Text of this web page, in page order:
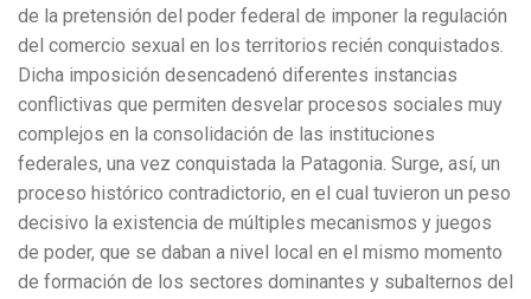
de la pretensión del poder federal de imponer la regulación
del comercio sexual en los territorios recién conquistados.
Dicha imposición desencadenó diferentes instancias
conflictivas que permiten desvelar procesos sociales muy
complejos en la consolidación de las instituciones
federales, una vez conquistada la Patagonia. Surge, así, un
proceso histórico contradictorio, en el cual tuvieron un peso
decisivo la existencia de múltiples mecanismos y juegos
de poder, que se daban a nivel local en el mismo momento
de formación de los sectores dominantes y subalternos del